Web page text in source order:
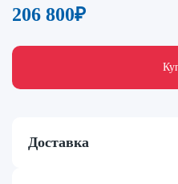
206 800₽
Доставка